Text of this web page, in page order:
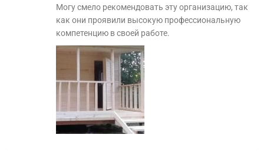
Могу смело рекомендовать эту организацию, так
как они проявили высокую профессиональную
компетенцию в своей работе.